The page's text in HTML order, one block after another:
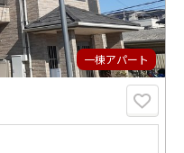
一棟アパート